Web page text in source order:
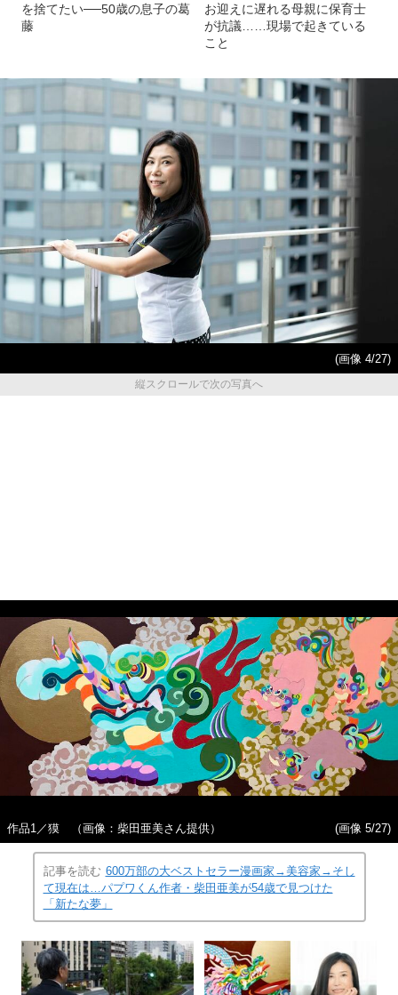
を捨てたい──50歳の息子の葛
藤
お迎えに遅れる母親に保育士
が抗議……現場で起きている
こと
(画像 4/27)
縦スクロールで次の写真へ
作品1／獏 （画像：柴田亜美さん提供） (画像 5/27)
記事を読む 600万部の大ベストセラー漫画家→美容家→そし
て現在は…パプワくん作者・柴田亜美が54歳で見つけた
「新たな夢」